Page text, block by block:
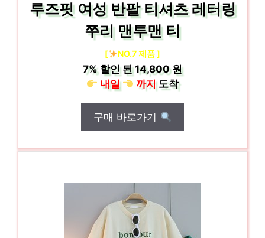
루즈핏 여성 반팔 티셔츠 레터링
쭈리 맨투맨 티
[ NO.7 제품 ]
7%할인 된14,800 원
내일
까지도착
구매 바로가기